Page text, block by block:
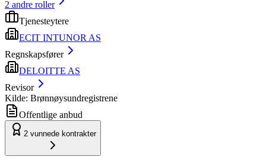
2 andre roller
Tjenesteytere
ECIT INTUNOR AS
Regnskapsfører
DELOITTE AS
Revisor
Kilde: Brønnøysundregistrene
Offentlige anbud
2 vunnede kontrakter